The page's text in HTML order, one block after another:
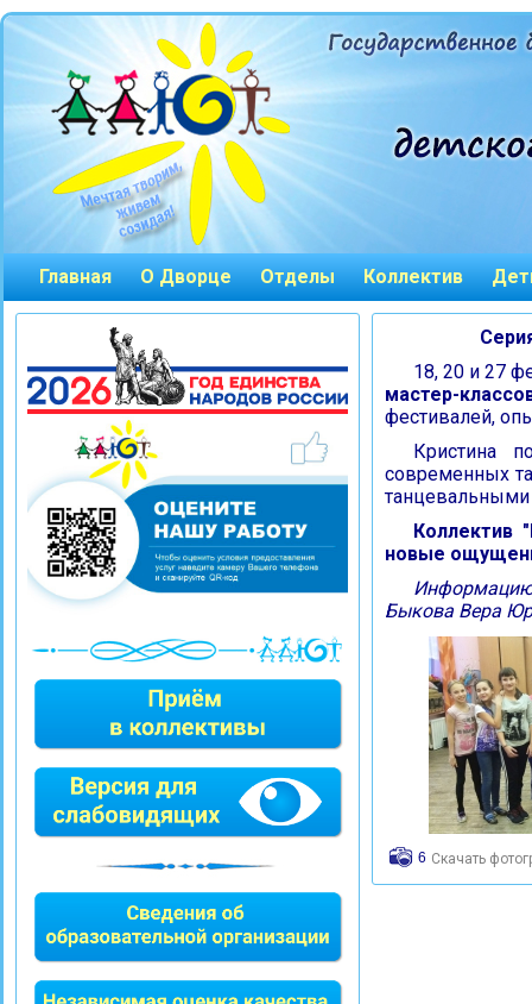
Главная О Дворце Отделы Коллектив
18, 20 и 27
мастер-
фестивалей,
Кристина
современных
Коллектив
новые
Информацию
Быкова Вера
6 Скачать